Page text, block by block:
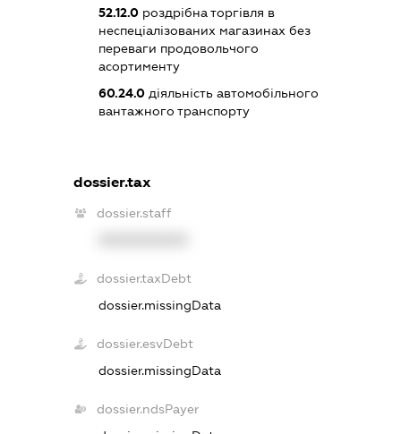
52.12.0 роздрібна торгівля в
неспеціалізованих магазинах без
переваги продовольчого
асортименту
60.24.0 діяльність автомобільного
вантажного транспорту
dossier.tax
dossier.staff
dossier.taxDebt
dossier.missingData
dossier.esvDebt
dossier.missingData
dossier.ndsPayer